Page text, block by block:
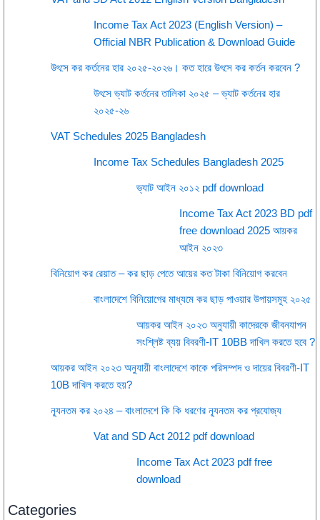
Income Tax Act 2023 (English Version) –
Official NBR Publication & Download Guide
উৎসে কর কর্তনের হার ২০২৫-২০২৬। কত হারে উৎসে কর কর্তন করবেন ?
উৎসে ভ্যাট কর্তনের তালিকা ২০২৫ – ভ্যাট কর্তনের হার
২০২৫-২৬
VAT Schedules 2025 Bangladesh
Income Tax Schedules Bangladesh 2025
ভ্যাট আইন ২০১২ pdf download
Income Tax Act 2023 BD pdf
free download 2025 আয়কর
আইন ২০২৩
বিনিয়োগ কর রেয়াত – কর ছাড় পেতে আয়ের কত টাকা বিনিয়োগ করবেন
বাংলাদেশে বিনিয়োগের মাধ্যমে কর ছাড় পাওয়ার উপায়সমূহ ২০২৫
আয়কর আইন ২০২৩ অনুযায়ী কাদেরকে জীবনযাপন
সংশ্লিষ্ট ব্যয় বিবরণী-IT 10BB দাখিল করতে হবে ?
আয়কর আইন ২০২৩ অনুযায়ী বাংলাদেশে কাকে পরিসম্পদ ও দায়ের বিবরণী-IT
10B দাখিল করতে হয়?
ন্যূনতম কর ২০২৪ – বাংলাদেশে কি কি ধরণের ন্যূনতম কর প্রযোজ্য
Vat and SD Act 2012 pdf download
Income Tax Act 2023 pdf free
download
Categories